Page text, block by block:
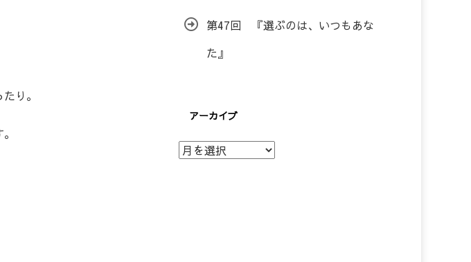
り。
第47回 『選ぶのは、いつもあな
た』
アーカイブ
ア
ー